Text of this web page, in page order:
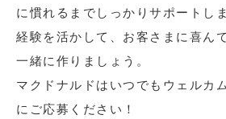
に慣れるまでしっかりサポートし
経験を活かして、お客さまに喜ん
一緒に作りましょう。
マクドナルドはいつでもウェルカ
にご応募ください！